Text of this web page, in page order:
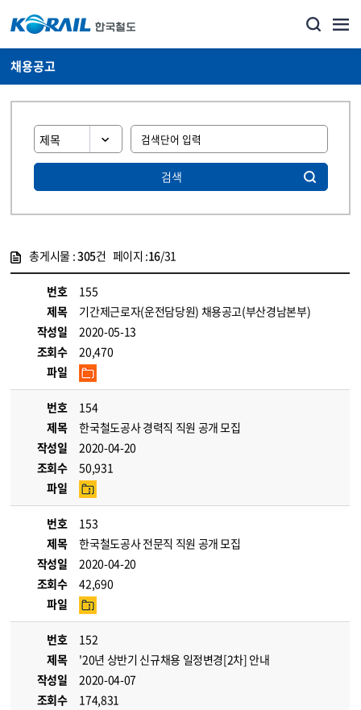
채용공고
검색
총게시물 :305건 페이지 :16/31
번호
155
제목
기간제근로자(운전담당원) 채용공고(부산경남본부)
작성일
2020-05-13
조회수
20,470
파일
번호
154
제목
한국철도공사 경력직 직원 공개 모집
작성일
2020-04-20
조회수
50,931
파일
번호
153
제목
한국철도공사 전문직 직원 공개 모집
작성일
2020-04-20
조회수
42,690
파일
번호
152
제목
'20년 상반기 신규채용 일정변경[2차] 안내
작성일
2020-04-07
조회수
174,831